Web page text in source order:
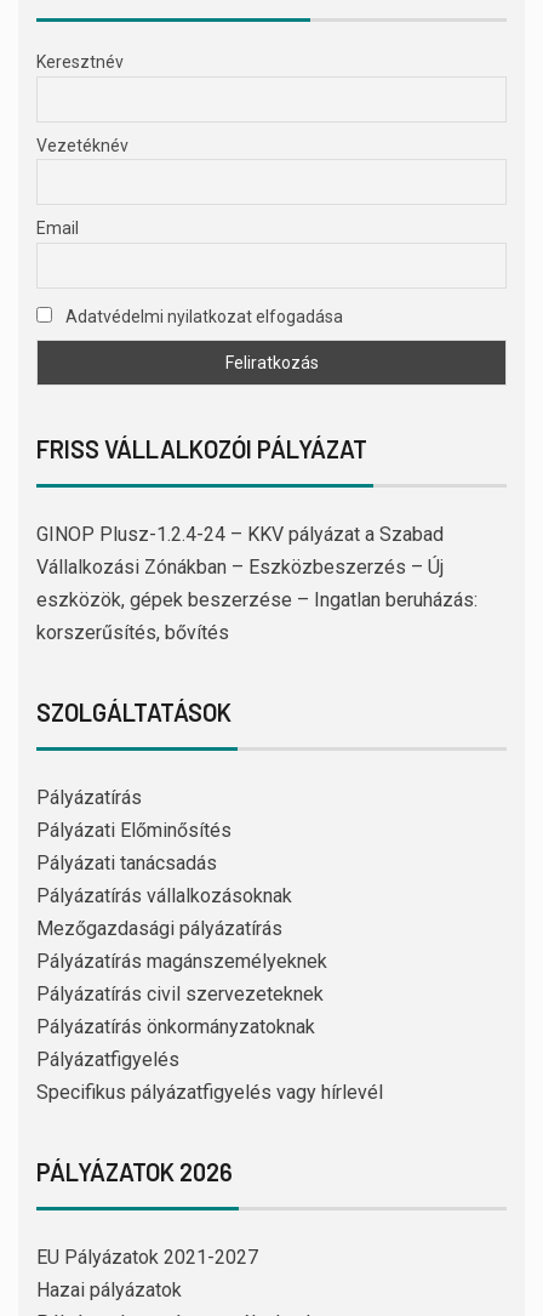
Keresztnév
Vezetéknév
Email
Adatvédelmi nyilatkozat elfogadása
FRISS VÁLLALKOZÓI PÁLYÁZAT
GINOP Plusz-1.2.4-24 – KKV pályázat a Szabad
Vállalkozási Zónákban – Eszközbeszerzés – Új
eszközök, gépek beszerzése – Ingatlan beruházás:
korszerűsítés, bővítés
SZOLGÁLTATÁSOK
Pályázatírás
Pályázati Előminősítés
Pályázati tanácsadás
Pályázatírás vállalkozásoknak
Mezőgazdasági pályázatírás
Pályázatírás magánszemélyeknek
Pályázatírás civil szervezeteknek
Pályázatírás önkormányzatoknak
Pályázatfigyelés
Specifikus pályázatfigyelés vagy hírlevél
PÁLYÁZATOK 2026
EU Pályázatok 2021-2027
Hazai pályázatok